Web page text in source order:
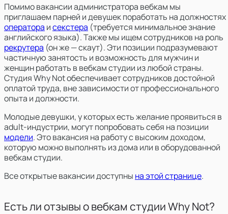
Помимо вакансии администратора вебкам мы
приглашаем парней и девушек поработать на должностях
оператора исекстера (требуется минимальное знание
английского языка). Также мы ищем сотрудников на роль
рекрутера (он же — скаут). Эти позиции подразумевают
частичную занятость и возможность для мужчин и
женщин работать в вебкам студии из любой страны.
Студия Why Not обеспечивает сотрудников достойной
оплатой труда, вне зависимости от профессионального
опыта и должности.
Молодые девушки, у которых есть желание проявиться в
adult-индустрии, могут попробовать себя на позиции
модели. Это вакансия на работу с высоким доходом,
которую можно выполнять из дома или в оборудованной
вебкам студии.
Все открытые вакансии доступны на этой странице.
Есть ли отзывы о вебкам студии Why Not?